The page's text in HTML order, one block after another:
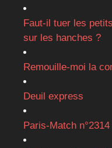
Faut-il tuer les
sur les hanches ?
Remouille-moi la
Deuil express
Paris-Match n°2314